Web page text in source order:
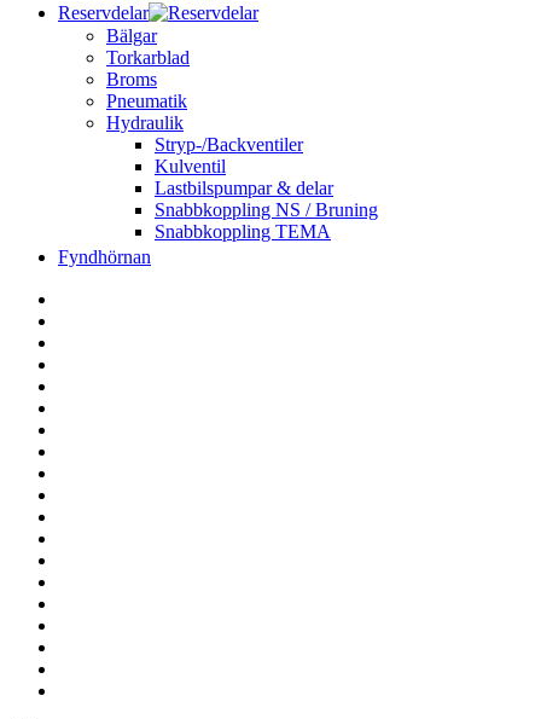
Reservdelar
Bälgar
Torkarblad
Broms
Pneumatik
Hydraulik
Stryp-/Backventiler
Kulventil
Lastbilspumpar & delar
Snabbkoppling NS / Bruning
Snabbkoppling TEMA
Fyndhörnan